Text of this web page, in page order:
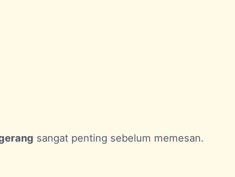
sangat penting sebelum memesan.